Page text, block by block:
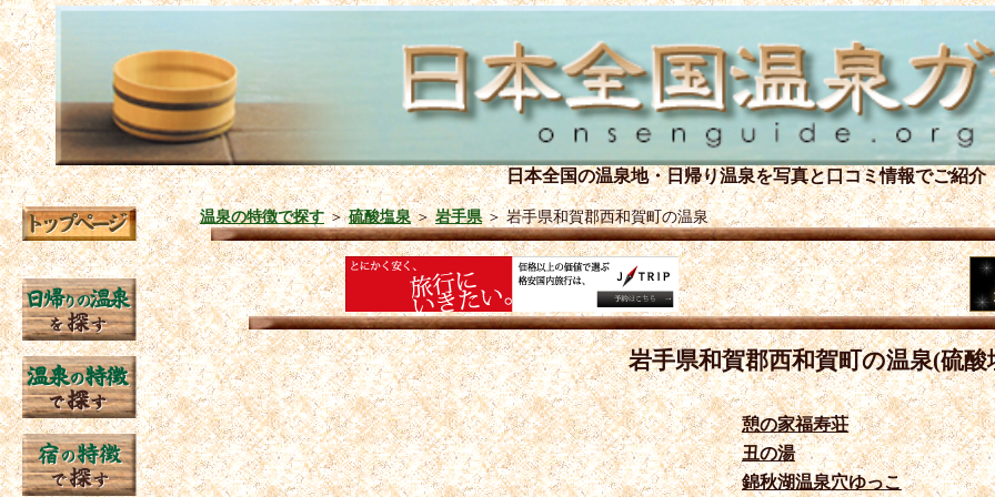
日本全国の温泉地・日帰り温泉を写真と口コミ情報でご紹介
温泉の特徴で探す＞硫酸塩泉＞岩手県＞岩手県和賀郡西和賀町の温泉
岩手県和賀郡西和賀町の温泉(硫酸
憩の家福寿荘
丑の湯
錦秋湖温泉穴ゆっこ